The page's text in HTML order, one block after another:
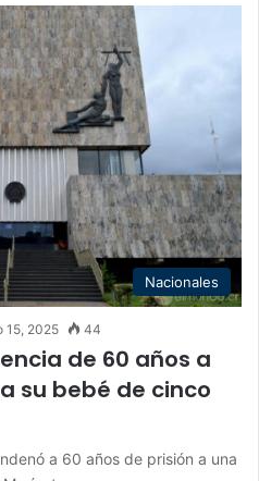
Nacionales
15, 2025 44
de 60 años a
su bebé de cinco
a 60 años de prisión a una